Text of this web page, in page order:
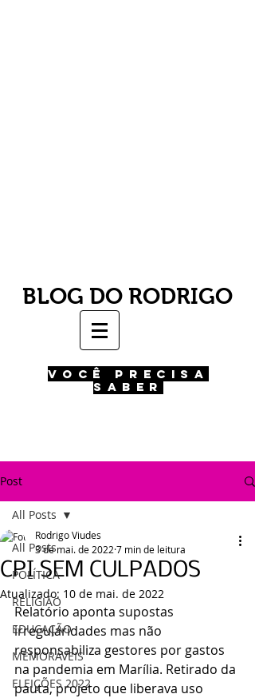
BLOG DO RODRIGO
VOCÊ PRECISA
SABER
Post
All Posts
POLÍTICA
RELIGIÃO
EDUCAÇÃO
MEMORÁVEIS
ELEIÇÕES 2022
All Posts
CPI SEM CULPADOS
Rodrigo Viudes
3 de mai. de 2022 7 min de leitura
Atualizado: 10 de mai. de 2022
Relatório aponta supostas
irregularidades mas não
responsabiliza gestores por gastos
na pandemia em Marília. Retirado da
pauta, projeto que liberava uso